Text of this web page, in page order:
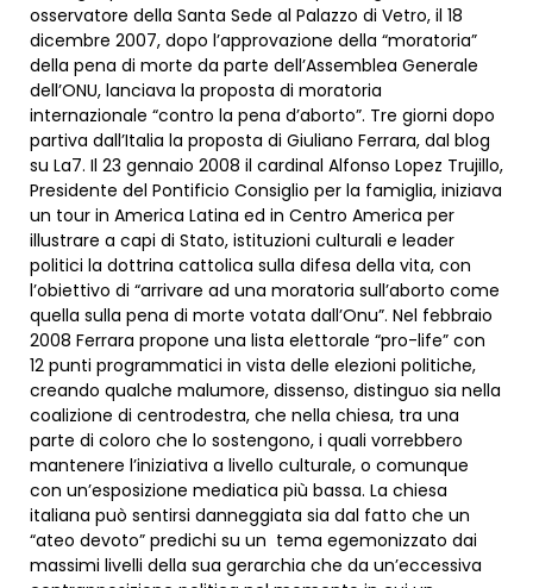
osservatore della Santa Sede al Palazzo di Vetro, il 18
dicembre 2007, dopo l’approvazione della “moratoria”
della pena di morte da parte dell’Assemblea Generale
dell’ONU, lanciava la proposta di moratoria
internazionale “contro la pena d’aborto”. Tre giorni dopo
partiva dall’Italia la proposta di Giuliano Ferrara, dal blog
su La7. Il 23 gennaio 2008 il cardinal Alfonso Lopez Trujillo,
Presidente del Pontificio Consiglio per la famiglia, iniziava
un tour in America Latina ed in Centro America per
illustrare a capi di Stato, istituzioni culturali e leader
politici la dottrina cattolica sulla difesa della vita, con
l’obiettivo di “arrivare ad una moratoria sull’aborto come
quella sulla pena di morte votata dall’Onu”. Nel febbraio
2008 Ferrara propone una lista elettorale “pro-life” con
12 punti programmatici in vista delle elezioni politiche,
creando qualche malumore, dissenso, distinguo sia nella
coalizione di centrodestra, che nella chiesa, tra una
parte di coloro che lo sostengono, i quali vorrebbero
mantenere l’iniziativa a livello culturale, o comunque
con un’esposizione mediatica più bassa. La chiesa
italiana può sentirsi danneggiata sia dal fatto che un
“ateo devoto” predichi su un tema egemonizzato dai
massimi livelli della sua gerarchia che da un’eccessiva